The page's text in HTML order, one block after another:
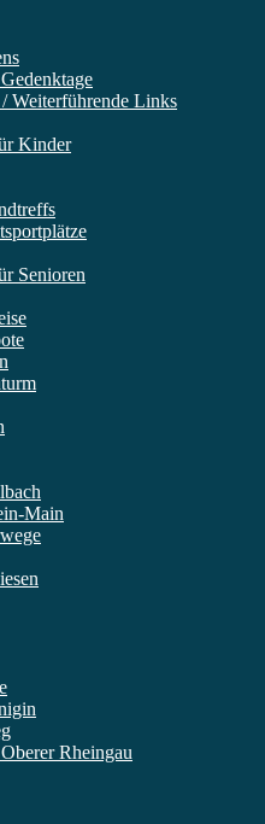
Weiterführende Links
Kinder
Senioren
Main
Rheingau